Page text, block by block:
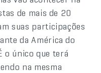
de mais de 20
suas participações
da América do
o único que terá
na mesma